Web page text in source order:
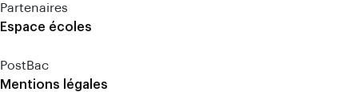
Partenaires
Espace écoles
PostBac
Mentions légales